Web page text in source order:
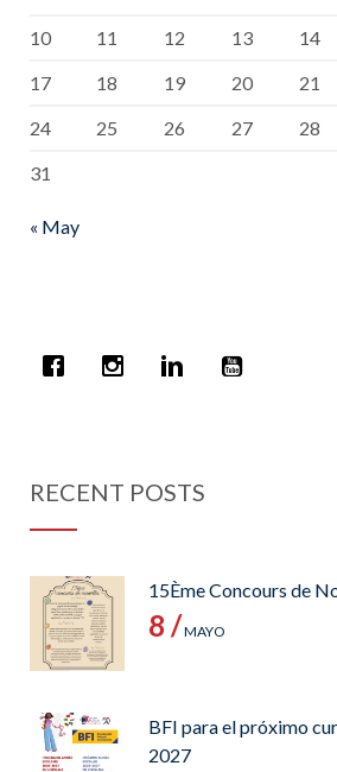
10
11 12 13 14
17
18 19 20 21
24
25 26 27 28
31
« May
RECENT POSTS
15Ème Concours de
8 /MAYO
BFI para el próximo
2027